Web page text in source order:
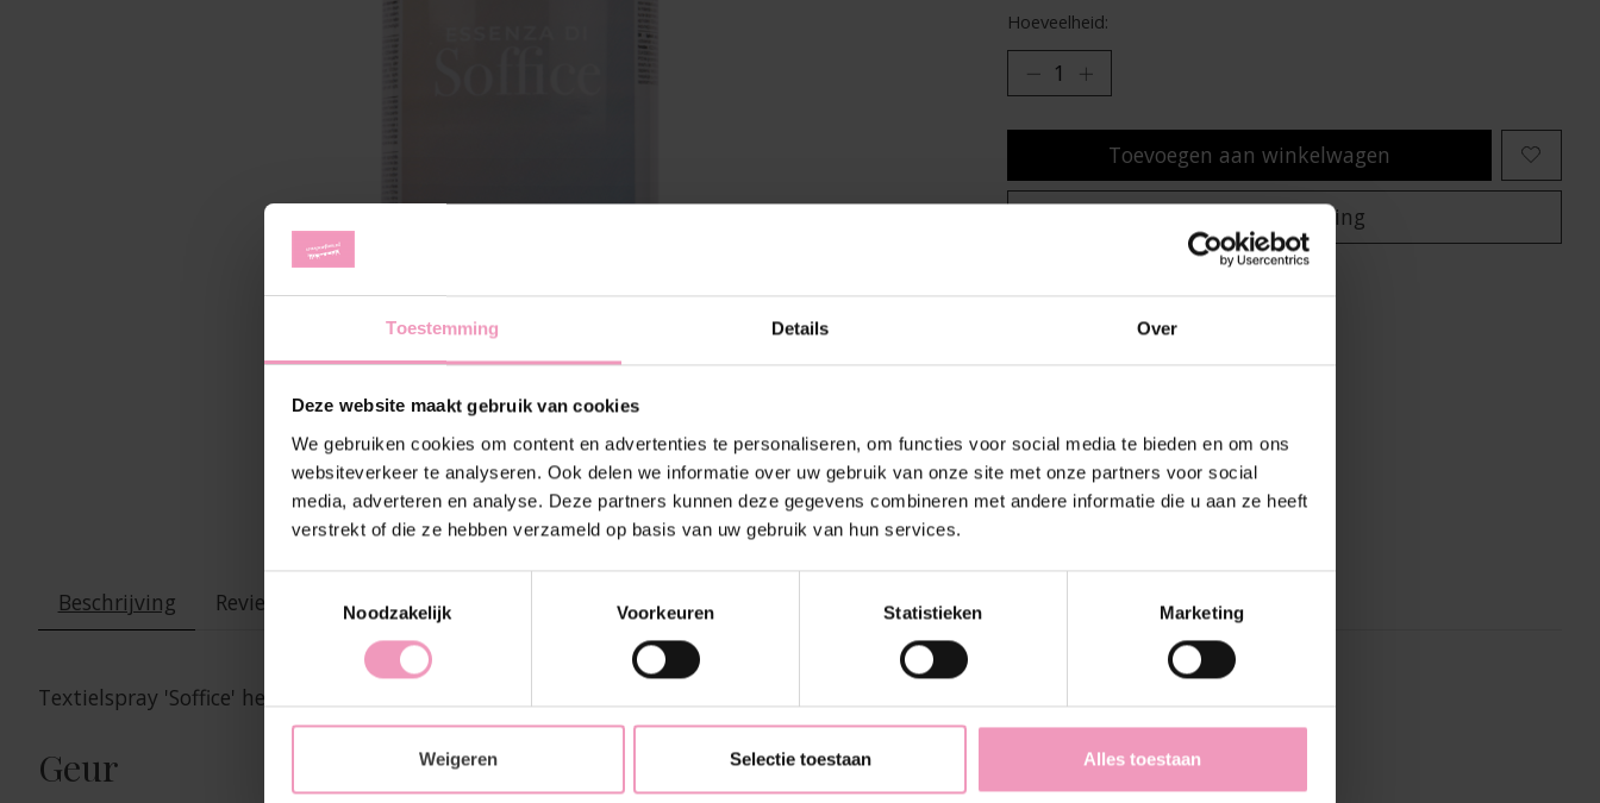
Toestemming Details Over
Deze website maakt gebruik van cookies
We gebruiken cookies om content en advertenties te personaliseren, om functies voor social media te bieden en om ons
websiteverkeer te analyseren. Ook delen we informatie over uw gebruik van onze site met onze partners voor social
media, adverteren en analyse. Deze partners kunnen deze gegevens combineren met andere informatie die u aan ze heeft
verstrekt of die ze hebben verzameld op basis van uw gebruik van hun services.
Noodzakelijk
Voorkeuren Statistieken Marketing
Weigeren Selectie toestaan Alles toestaan
Hoeveelheid:
Toevoegen aan winkelwagen
Plaats bestelling
Toevoegen om te vergelijken
Beschrijving Reviews (0)
Textielspray 'Soffice' heeft een tedere en kalmerende geur, speciaal ontworpen om de zachtheid van een baby te weerspiegelen.
Geur